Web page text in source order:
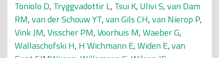
Toniolo D, Tryggvadottir L, Tsui K, Ulivi S,van Dam
RM,van der Schouw YT,van Gils CH,van Nierop P,
Vink JM,Visscher PM,Voorhuis M,Waeber G,
Wallaschofski H, H Wichmann E,Widen E,van